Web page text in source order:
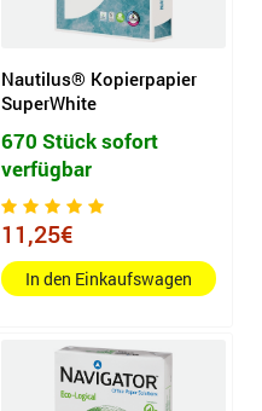
Nautilus® Kopierpapier
SuperWhite
670 Stück sofort
verfügbar
11,25€
In den Einkaufswagen